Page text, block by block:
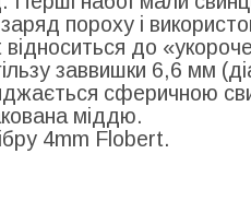
пороху і
до
заввишки 6,6 мм
сферичною
міддю.
4mm Flobert.